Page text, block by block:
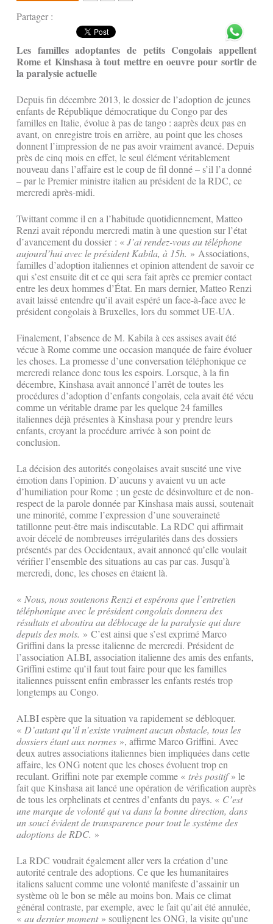
Partager :
Les familles adoptantes de petits Congolais appellent
Rome et Kinshasa à tout mettre en oeuvre pour sortir de
la paralysie actuelle
Depuis fin décembre 2013, le dossier de l’adoption de jeunes
enfants de République démocratique du Congo par des
familles en Italie, évolue à pas de tango : aaprès deux pas en
avant, on enregistre trois en arrière, au point que les choses
donnent l’impression de ne pas avoir vraiment avancé. Depuis
près de cinq mois en effet, le seul élément véritablement
nouveau dans l’affaire est le coup de fil donné – s’il l’a donné
– par le Premier ministre italien au président de la RDC, ce
mercredi après-midi.
Twittant comme il en a l’habitude quotidiennement, Matteo
Renzi avait répondu mercredi matin à une question sur l’état
d’avancement du dossier : «J’ai rendez-vous au téléphone
aujourd’hui avec le président Kabila, à 15h. » Associations,
familles d’adoption italiennes et opinion attendent de savoir ce
qui s’est ensuite dit et ce qui sera fait après ce premier contact
entre les deux hommes d’État. En mars dernier, Matteo Renzi
avait laissé entendre qu’il avait espéré un face-à-face avec le
président congolais à Bruxelles, lors du sommet UE-UA.
Finalement, l’absence de M. Kabila à ces assises avait été
vécue à Rome comme une occasion manquée de faire évoluer
les choses. La promesse d’une conversation téléphonique ce
mercredi relance donc tous les espoirs. Lorsque, à la fin
décembre, Kinshasa avait annoncé l’arrêt de toutes les
procédures d’adoption d’enfants congolais, cela avait été vécu
comme un véritable drame par les quelque 24 familles
italiennes déjà présentes à Kinshasa pour y prendre leurs
enfants, croyant la procédure arrivée à son point de
conclusion.
La décision des autorités congolaises avait suscité une vive
émotion dans l’opinion. D’aucuns y avaient vu un acte
d’humiliation pour Rome ; un geste de désinvolture et de non-
respect de la parole donnée par Kinshasa mais aussi, soutenait
une minorité, comme l’expression d’une souveraineté
tatillonne peut-être mais indiscutable. La RDC qui affirmait
avoir décelé de nombreuses irrégularités dans des dossiers
présentés par des Occidentaux, avait annoncé qu’elle voulait
vérifier l’ensemble des situations au cas par cas. Jusqu’à
mercredi, donc, les choses en étaient là.
« Nous, nous soutenons Renzi et espérons que l’entretien
téléphonique avec le président congolais donnera des
résultats et aboutira au déblocage de la paralysie qui dure
depuis des mois. » C’est ainsi que s’est exprimé Marco
Griffini dans la presse italienne de mercredi. Président de
l’association AI.BI, association italienne des amis des enfants,
Griffini estime qu’il faut tout faire pour que les familles
italiennes puissent enfin embrasser les enfants restés trop
longtemps au Congo.
AI.BI espère que la situation va rapidement se débloquer.
« D’autant qu’il n’existe vraiment aucun obstacle, tous les
dossiers étant aux normes », affirme Marco Griffini. Avec
deux autres associations italiennes bien impliquées dans cette
affaire, les ONG notent que les choses évoluent trop en
reculant. Griffini note par exemple comme « très positif» le
fait que Kinshasa ait lancé une opération de vérification auprès
de tous les orphelinats et centres d’enfants du pays. « C’est
une marque de volonté qui va dans la bonne direction, dans
un souci évident de transparence pour tout le système des
adoptions de RDC. »
La RDC voudrait également aller vers la création d’une
autorité centrale des adoptions. Ce que les humanitaires
italiens saluent comme une volonté manifeste d’assainir un
système où le bon se mêle au moins bon. Mais ce climat
général contraste, par exemple, avec le fait qu’ait été annulée,
« au dernier moment» soulignent les ONG, la visite qu’une